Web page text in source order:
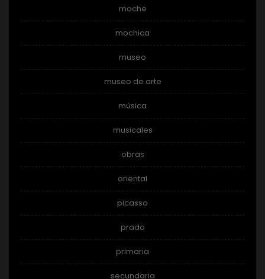
moche
mochica
museo
museo de arte
música
musicales
obras
oriental
picasso
prado
primaria
secundaria